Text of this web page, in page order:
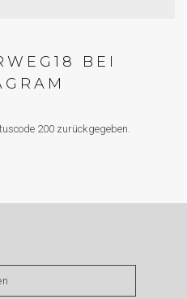
BEI
200 zurückgegeben.